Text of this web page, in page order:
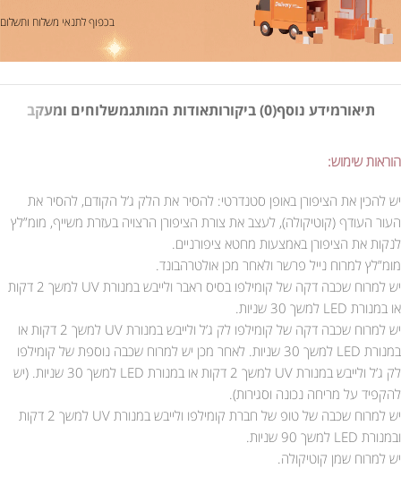
בכפוף לתנאי משלוח ותשלום
תיאורמידע נוסף(0) ביקורות אודות המותגמשלוחים ומעקב
הוראות שימוש:
יש להכין את הציפורן באופן סטנדרטי: להסיר את הלק ג’ל הקודם, להסיר את
העור העודף (קוטיקולה), לעצב את צורת הציפורן הרצויה בעזרת משייף, מומ”לץ
לנקות את הציפורן באמצעות מחטא ציפורניים.
מומ”לץ למרוח נייל פרשר ולאחר מכן אולטרהבונד.
יש למרוח שכבה דקה של קומילפו בסיס ראבר ולייבש במנורת UV למשך 2 דקות
או במנורת LED למשך 30 שניות.
יש למרוח שכבה דקה של קומילפו לק ג’ל ולייבש במנורת UV למשך 2 דקות או
במנורת LED למשך 30 שניות. לאחר מכן יש למרוח שכבה נוספת של קומילפו
לק ג’ל ולייבש במנורת UV למשך 2 דקות או במנורת LED למשך 30 שניות. (יש
להקפיד על מריחה נכונה וסגירות).
יש למרוח שכבה של טופ של חברת קומילפו ולייבש במנורת UV למשך 2 דקות
ובמנורת LED למשך 90 שניות.
יש למרוח שמן קוטיקולה.